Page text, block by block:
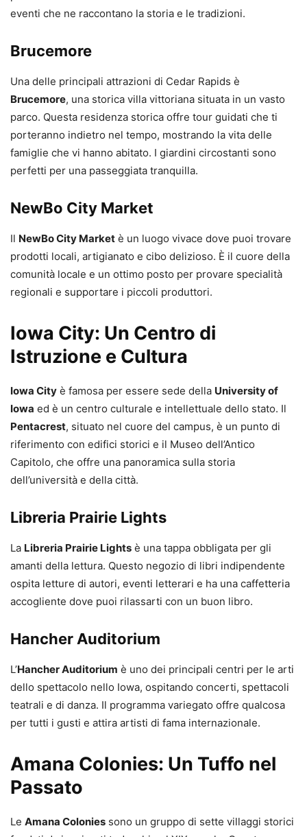
eventi che ne raccontano la storia e le tradizioni.
Brucemore
Una delle principali attrazioni di Cedar Rapids è
Brucemore, una storica villa vittoriana situata in un vasto
parco. Questa residenza storica offre tour guidati che ti
porteranno indietro nel tempo, mostrando la vita delle
famiglie che vi hanno abitato. I giardini circostanti sono
perfetti per una passeggiata tranquilla.
NewBo City Market
Il NewBo City Market è un luogo vivace dove puoi trovare
prodotti locali, artigianato e cibo delizioso. È il cuore della
comunità locale e un ottimo posto per provare specialità
regionali e supportare i piccoli produttori.
Iowa City: Un Centro di
Istruzione e Cultura
Iowa City è famosa per essere sede della University of
Iowa ed è un centro culturale e intellettuale dello stato. Il
Pentacrest, situato nel cuore del campus, è un punto di
riferimento con edifici storici e il Museo dell’Antico
Capitolo, che offre una panoramica sulla storia
dell’università e della città.
Libreria Prairie Lights
La Libreria Prairie Lights è una tappa obbligata per gli
amanti della lettura. Questo negozio di libri indipendente
ospita letture di autori, eventi letterari e ha una caffetteria
accogliente dove puoi rilassarti con un buon libro.
Hancher Auditorium
L’Hancher Auditorium è uno dei principali centri per le arti
dello spettacolo nello Iowa, ospitando concerti, spettacoli
teatrali e di danza. Il programma variegato offre qualcosa
per tutti i gusti e attira artisti di fama internazionale.
Amana Colonies: Un Tuffo nel
Passato
Le Amana Colonies sono un gruppo di sette villaggi storici